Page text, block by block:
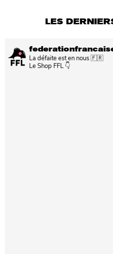
LES
La défaite est en nous 🇫🇷
Le Shop FFL 👇